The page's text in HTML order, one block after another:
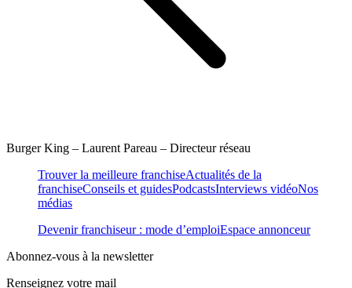
Burger King – Laurent Pareau – Directeur réseau
Trouver la meilleure franchiseActualités de la
franchiseConseils et guidesPodcastsInterviews vidéoNos
médias
Devenir franchiseur : mode d’emploiEspace annonceur
Abonnez-vous à la newsletter
Renseignez votre mail